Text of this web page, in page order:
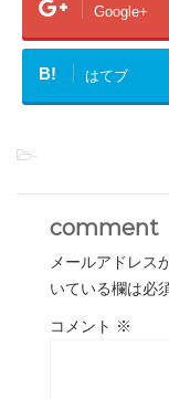
Google+
B! はてブ
-
comment
メールアドレス
いている欄は必
コメント ※